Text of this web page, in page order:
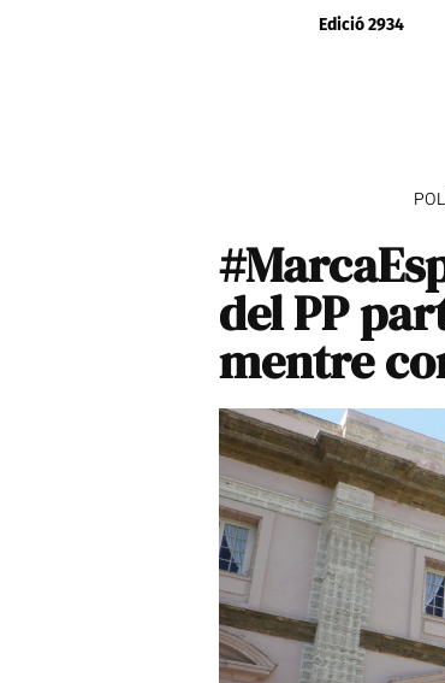
Edició 2934
del PP
mentre